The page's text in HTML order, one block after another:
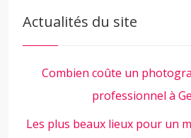
Actualités du site
Combien coûte un
professionnel à
Les plus beaux lieux pour un